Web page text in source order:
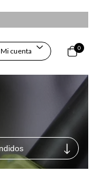
Mi cuenta 0